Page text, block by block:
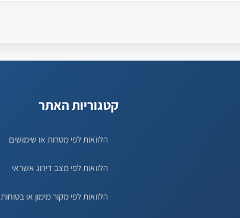
קטגוריות האתר
הלוואות לפי מטרות או שימושים
הלוואות לפי מצב דירוג אשראי
הלוואות לפי מקור מימון או בטוחות